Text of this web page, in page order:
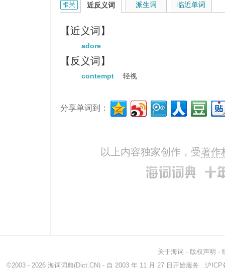
worship的相关资料：
近反义词
【近义词】
adore
【反义词】
contempt 轻视
派生词 临近单词
分享单词到：
以上内容独家创作，受著作
关于海词 - 版权声明 -
©2003 - 2026 海词词典(Dict.CN) - 自 2003 年 11 月 27 日开始服务 沪ICP